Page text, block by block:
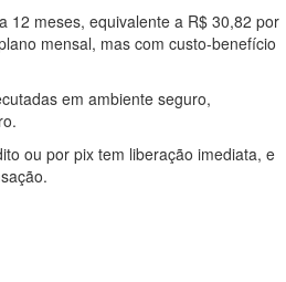
12 meses, equivalente a R$ 30,82 por
mensal, mas com custo-benefício
em ambiente seguro,
ou por pix tem liberação imediata, e